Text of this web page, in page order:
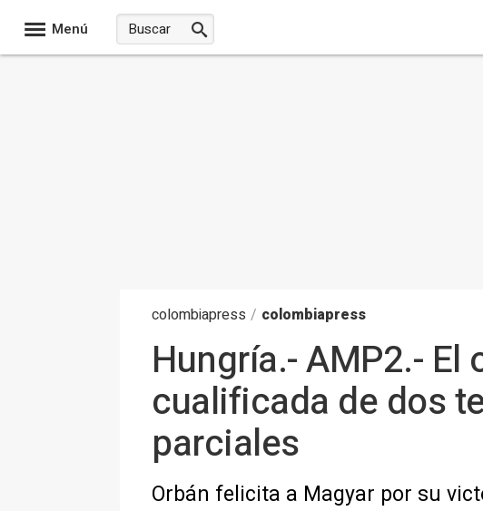
Menú
colombiapress / colombiapress
Hungría.- AMP2.-
cualificada de dos
parciales
Orbán felicita a Magyar por su